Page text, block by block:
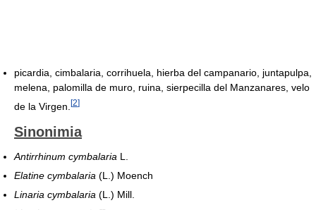
picardia, cimbalaria, corrihuela, hierba del campanario, juntapulpa,
melena, palomilla de muro, ruina, sierpecilla del Manzanares, velo
de la Virgen. [2]
Sinonimia
Antirrhinum cymbalaria L.
Elatine cymbalaria (L.) Moench
Linaria cymbalaria (L.) Mill.